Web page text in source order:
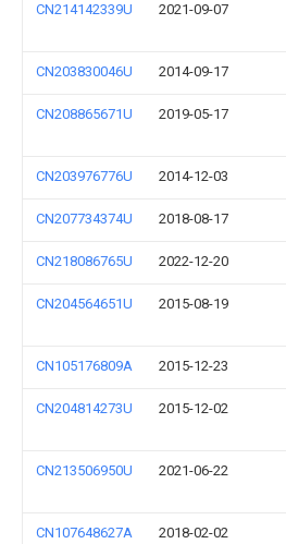
CN214142339U 2021-09-07
CN203830046U 2014-09-17
CN208865671U 2019-05-17
CN203976776U 2014-12-03
CN207734374U 2018-08-17
CN218086765U 2022-12-20
CN204564651U 2015-08-19
CN105176809A 2015-12-23
CN204814273U 2015-12-02
CN213506950U 2021-06-22
CN107648627A 2018-02-02